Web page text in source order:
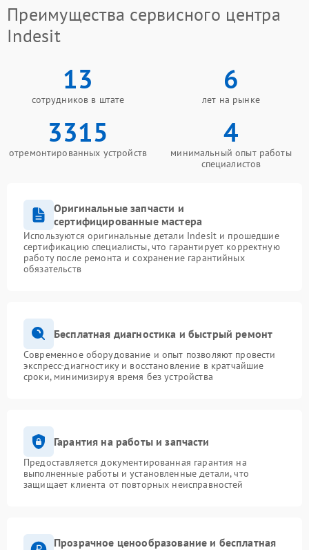
Преимущества сервисного центра
Indesit
13
сотрудников в штате
6
лет на рынке
3315
отремонтированных устройств
4
минимальный опыт работы
специалистов
Оригинальные запчасти и
сертифицированные мастера
Используются оригинальные детали Indesit и прошедшие
сертификацию специалисты, что гарантирует корректную
работу после ремонта и сохранение гарантийных
обязательств
Бесплатная диагностика и быстрый ремонт
Современное оборудование и опыт позволяют провести
экспресс-диагностику и восстановление в кратчайшие
сроки, минимизируя время без устройства
Гарантия на работы и запчасти
Предоставляется документированная гарантия на
выполненные работы и установленные детали, что
защищает клиента от повторных неисправностей
Прозрачное ценообразование и бесплатная